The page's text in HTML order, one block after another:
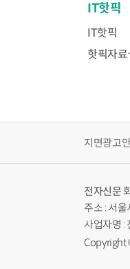
IT핫픽
IT핫픽
핫픽자료
지면광고
전자신문
주소 : 서
사업자명 :
Copyright